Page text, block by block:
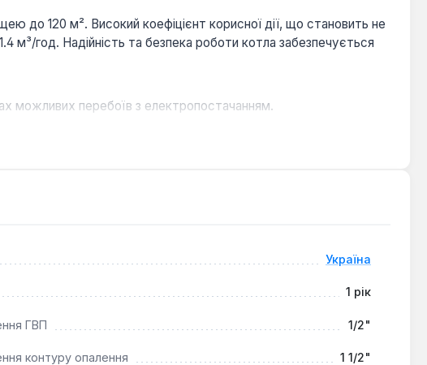
до 120 м². Високий коефіцієнт корисної дії, що становить не
м³/год. Надійність та безпека роботи котла забезпечується
можливих перебоїв з електропостачанням.
встановлення в індивідуальних житлових будинках,
та естетичний дизайн дозволяють гармонійноУкраїна
1 рік
ГВП 1/2"
контуру опалення 1 1/2"